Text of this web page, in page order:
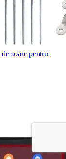
soare pentru